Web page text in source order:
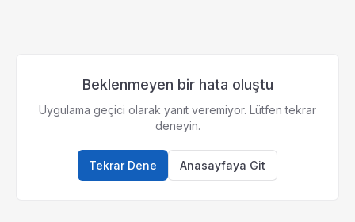
Beklenmeyen bir hata oluştu
Uygulama geçici olarak yanıt veremiyor. Lütfen tekrar
deneyin.
Tekrar Dene Anasayfaya Git